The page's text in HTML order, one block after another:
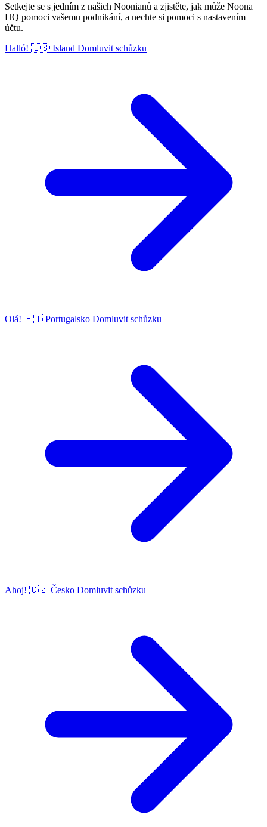
Setkejte se s jedním z našich Noonianů a zjistěte, jak může Noona
HQ pomoci vašemu podnikání, a nechte si pomoci s nastavením
účtu.
Halló! 🇮🇸 Island Domluvit schůzku
Olá! 🇵🇹 Portugalsko Domluvit schůzku
Ahoj! 🇨🇿 Česko Domluvit schůzku